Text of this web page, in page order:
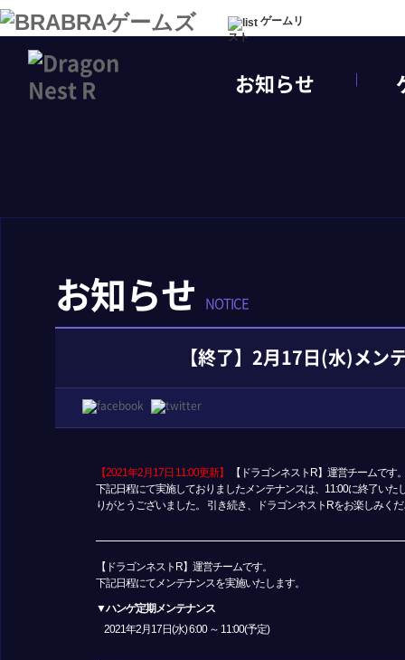
ゲームリ
スト
お知らせ
お知らせ NOTICE
【終了】2月17日(水)メン
【2021年2月17日 11:00更新】
【ドラゴンネストR】運営チームです
下記日程にて実施しておりましたメンテナンスは、11:00に終了い
りがとうございました。 引き続き、ドラゴンネストRをお楽しみく
【ドラゴンネストR】運営チームです。
下記日程にてメンテナンスを実施いたします。
▼ハンゲ定期メンテナンス
2021年2月17日(水) 6:00 ～ 11:00(予定)